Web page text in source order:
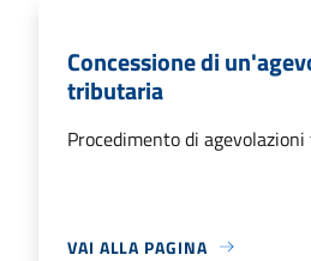
Concessione di
tributaria
Procedimento di
VAI ALLA PAGINA